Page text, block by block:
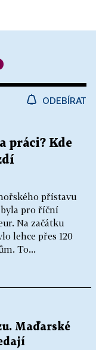
ODEBÍRAT
práci? Kde
přístavu
byla pro říční
Na začátku
lehce přes 120
To...
Maďarské